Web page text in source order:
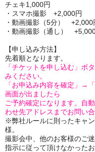
チェキ1,000円
・スマホ撮影 +2,000円
・動画撮影（5分） +2,000
・動画撮影（通し）
【申し込み方法】
先着順となります。
「チケットを申し込む」ボ
みください。
「お申込み内容を確定」→
画面が出ましたら
ご予約確定になります。自
わせ先アドレスまでお問い
※弊社ルールに則ったキャ
様。
撮影会中、他のお客様のご
指示に従って頂けなかった